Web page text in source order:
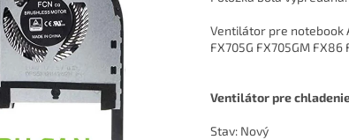
Ventilátor pre notebook
FX705G FX705GM FX86
Ventilátor pre
Stav: Nový